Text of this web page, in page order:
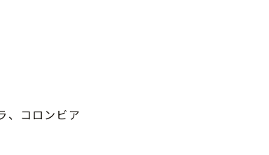
、コロンビア